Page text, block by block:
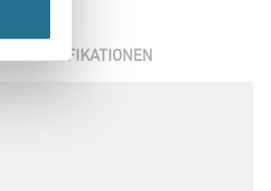
SPEZIFIKATIONEN